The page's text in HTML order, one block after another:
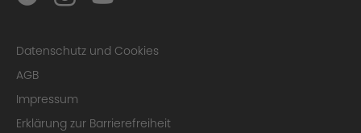
Datenschutz und Cookies
AGB
Impressum
Erklärung zur Barrierefreiheit